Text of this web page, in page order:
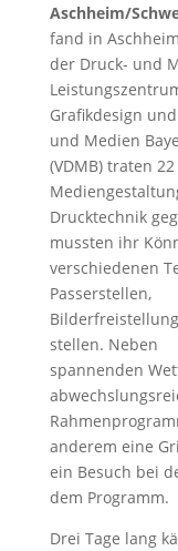
Aschheim/
fand in
der Druck- und
Grafikdesign
und Medien
(VDMB) traten
Drucktechnik
mussten ihr
verschiedenen
Passerstellen,
stellen. Neben
spannenden
anderem eine
ein Besuch bei
dem Programm.
Drei Tage lang